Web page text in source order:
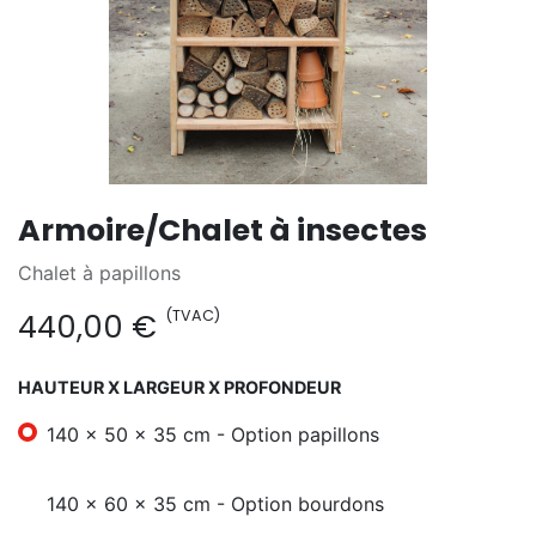
Armoire/Chalet à insectes
Chalet à papillons
440,00 € (TVAC)
HAUTEUR X LARGEUR X PROFONDEUR
140 x 50 x 35 cm - Option papillons
140 x 60 x 35 cm - Option bourdons